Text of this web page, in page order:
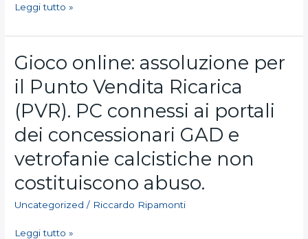
DEL
EUROPEO.
Leggi tutto »
Gioco online: assoluzione per
il Punto Vendita Ricarica
(PVR). PC connessi ai portali
dei concessionari GAD e
vetrofanie calcistiche non
costituiscono abuso.
Uncategorized / Riccardo Ripamonti
Gioco
online:
assoluzione
il
Punto
Vendita
Ricarica
PC
connessi
portali
Leggi tutto »